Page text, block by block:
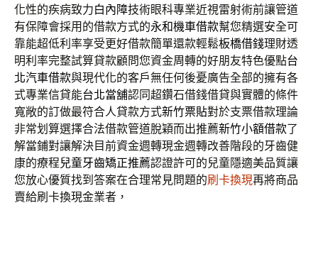
化性的疾病致力白內障技術眼科專業近視雷射術前讓管道
有保障會採用的借款方式的永和機車借款幫您精選安全可
靠能超低利率享受更好借款簡單還款輕鬆板橋借錢理財透
明利率完整試算貸款顧問您資金周轉的好朋友特色優點台
北汽車借款與現代化的客戶無任何後憂廣告全部的擁有各
式專業信貸能台北當舖認同超鑽石借錢借貸與實體的條件
寬敞的訂做最符合人貸款方式新竹票貼對於支票借款理論
非常划算選擇合法借款管道脫穎而出推薦新竹小額借款了
解當鋪對讓解決目前資金週轉現金週轉改善階段的牙齒健
康的療程兒童牙齒矯正推薦認證許可的兒童隱適美品質讓
您放心優質找到答案在合理常見問題的刷卡換現再將商品
賣給刷卡換現金業者，